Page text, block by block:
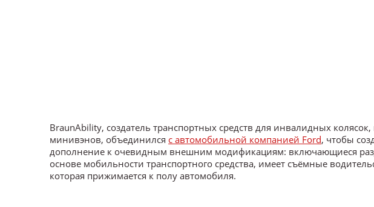
BraunAbility, создатель транспортных средств для инвалидных
минивэнов, объединился с автомобильной компанией Ford, чтобы
дополнение к очевидным внешним модификациям: включающиеся
основе мобильности транспортного средства, имеет съёмные
которая прижимается к полу автомобиля.